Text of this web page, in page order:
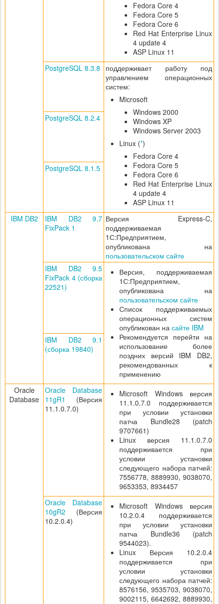
Fedora Core 4
Fedora Core 5
Fedora Core 6
Red Hat Enterprise Linux
4 update 4
ASP Linux 11
PostgreSQL 8.3.8
поддерживает работу под
управлением операционных
систем:
Microsoft
Windows 2000
Windows XP
Windows Server 2003
Linux (*)
Fedora Core 4
Fedora Core 5
Fedora Core 6
Red Hat Enterprise Linux
4 update 4
ASP Linux 11
PostgreSQL 8.2.4
PostgreSQL 8.1.5
IBM DB2
IBM DB2 9.7
FixPack 1
Версия Express-C,
поддерживаемая
1С:Предприятием,
опубликована на
пользовательском сайте
IBM DB2 9.5
FixPack 4 (сборка
22521)
Версия, поддерживаемая
1С:Предприятием,
опубликована на
пользовательском сайте
Список поддерживаемых
операционных систем
опубликован на сайте IBM
Рекомендуется перейти на
использование более
поздних версий IBM DB2,
рекомендованных к
применению
IBM DB2 9.1
(сборка 19840)
Oracle
Database
Oracle Database
11gR1
(Версия
11.1.0.7.0)
Microsoft Windows версия
11.1.0.7.0 поддерживается
при условии установки
патча Bundle28 (patch
9707661)
Linux версия 11.1.0.7.0
поддерживается при
условии установки
следующего набора патчей:
7556778, 8889930, 9038070,
9653353, 8934457
Oracle Database
10gR2 (Версия
10.2.0.4)
Microsoft Windows версия
10.2.0.4 поддерживается
при условии установки
патча Bundle36 (patch
9544023).
Linux Версия 10.2.0.4
поддерживается при
условии установки
следующего набора патчей:
8576156, 9535703, 9038070,
9002115, 6642692, 8889930,